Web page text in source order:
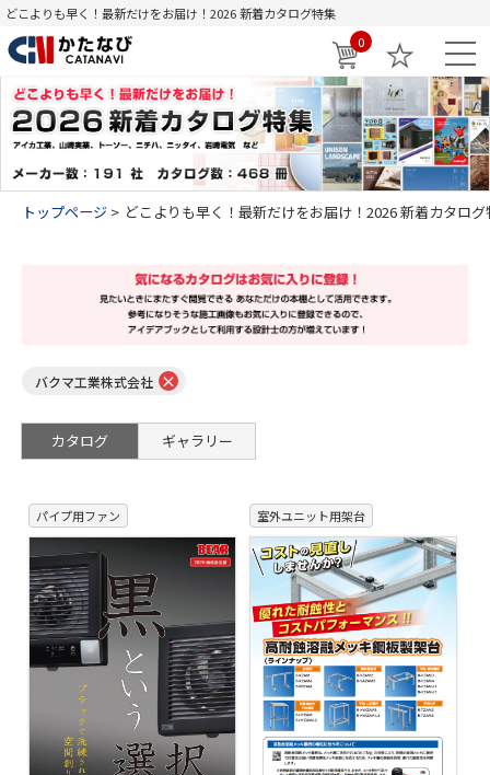
どこよりも早く！最新だけをお届け！2026 新着カタログ特集
0
トップページ どこよりも早く！最新だけをお届け！2026 新着カタログ
バクマ工業株式会社 ×
カタログ ギャラリー
パイプ用ファン 室外ユニット用架台